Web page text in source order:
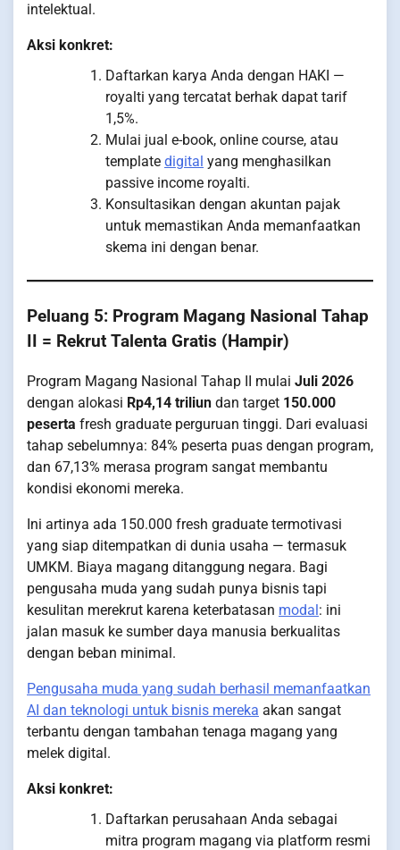
intelektual.
Aksi konkret:
Daftarkan karya Anda dengan HAKI —
royalti yang tercatat berhak dapat tarif
1,5%.
Mulai jual e-book, online course, atau
template digital yang menghasilkan
passive income royalti.
Konsultasikan dengan akuntan pajak
untuk memastikan Anda memanfaatkan
skema ini dengan benar.
Peluang 5: Program Magang Nasional Tahap
II = Rekrut Talenta Gratis (Hampir)
Program Magang Nasional Tahap II mulai Juli 2026
dengan alokasi Rp4,14 triliun dan target 150.000
peserta fresh graduate perguruan tinggi. Dari evaluasi
tahap sebelumnya: 84% peserta puas dengan program,
dan 67,13% merasa program sangat membantu
kondisi ekonomi mereka.
Ini artinya ada 150.000 fresh graduate termotivasi
yang siap ditempatkan di dunia usaha — termasuk
UMKM. Biaya magang ditanggung negara. Bagi
pengusaha muda yang sudah punya bisnis tapi
kesulitan merekrut karena keterbatasan modal: ini
jalan masuk ke sumber daya manusia berkualitas
dengan beban minimal.
Pengusaha muda yang sudah berhasil memanfaatkan
AI dan teknologi untuk bisnis mereka akan sangat
terbantu dengan tambahan tenaga magang yang
melek digital.
Aksi konkret:
Daftarkan perusahaan Anda sebagai
mitra program magang via platform resmi